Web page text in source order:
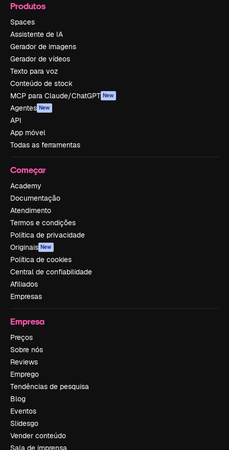
Produtos
Spaces
Assistente de IA
Gerador de imagens
Gerador de vídeos
Texto para voz
Conteúdo de stock
MCP para Claude/ChatGPT New
Agentes New
API
App móvel
Todas as ferramentas
Começar
Academy
Documentação
Atendimento
Termos e condições
Política de privacidade
Originais New
Política de cookies
Central de confiabilidade
Afiliados
Empresas
Empresa
Preços
Sobre nós
Reviews
Emprego
Tendências de pesquisa
Blog
Eventos
Slidesgo
Vender conteúdo
Sala de imprensa